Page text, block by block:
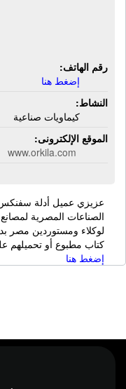
رقم الهاتف:
إضغط هنا
النشاط:
كيماويات صناعية
الموقع الإلكترونى:
www.orkila.com
عزيزي عميل أدلة سفنكس
الصناعات المصرية
لوكلاء ومستوردين
كتاب مطبوع أو تحميلهم
إضغط هنا